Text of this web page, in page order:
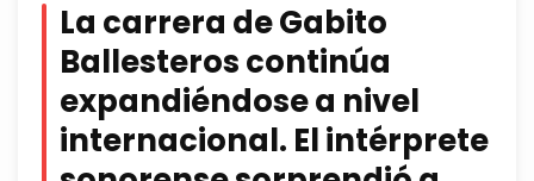
La carrera de Gabito
Ballesteros continúa
expandiéndose a nivel
internacional. El intérprete